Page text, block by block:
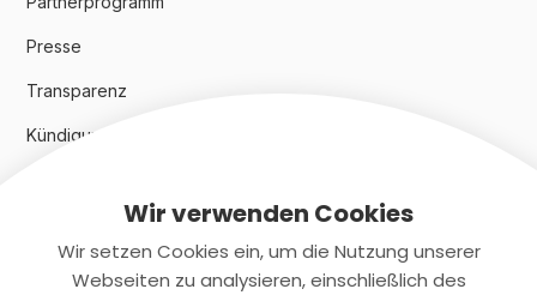
Presse
Transparenz
Kündigungsindex 2024
RechtlichesWir verwenden Cookies
Wir setzen Cookies ein, um die Nutzung unserer
Webseiten zu analysieren, einschließlich des